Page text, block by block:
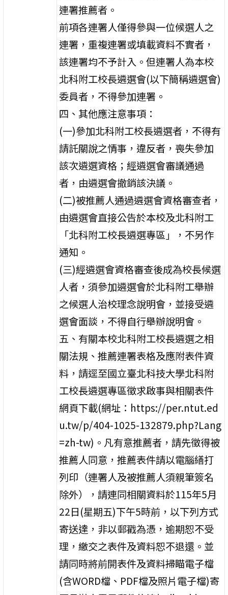
連署推薦者。
前項各連署人僅得參與一位候選人之
連署，重複連署或填載資料不實者，
該連署均不予計入。但連署人為本校
北科附工校長遴選會(以下簡稱遴選會)
委員者，不得參加連署。
四、其他應注意事項：
(一)參加北科附工校長遴選者，不得有
請託關說之情事，違反者，喪失參加
該次遴選資格；經遴選會審議通過
者，由遴選會撤銷該決議。
(二)被推薦人通過遴選會資格審查者，
由遴選會直接公告於本校及北科附工
「北科附工校長遴選專區」，不另作
通知。
(三)經遴選會資格審查後成為校長候選
人者，須參加遴選會於北科附工舉辦
之候選人治校理念說明會，並接受遴
選會面談，不得自行舉辦說明會。
五、有關本校北科附工校長遴選之相
關法規、推薦連署表格及應附表件資
料，請逕至國立臺北科技大學北科附
工校長遴選專區徵求啟事與相關表件
網頁下載(網址：https://per.ntut.ed
u.tw/p/404-1025-132879.php?Lang
=zh-tw)。凡有意推薦者，請先徵得被
推薦人同意，推薦表件請以電腦繕打
列印（連署人及被推薦人須親筆簽名
除外），請連同相關資料於115年5月
22日(星期五)下午5時前，以下列方式
寄送達，非以郵戳為憑，逾期恕不受
理，繳交之表件及資料恕不退還。並
請同時將前開表件及資料掃瞄電子檔
(含WORD檔、PDF檔及照片電子檔)寄